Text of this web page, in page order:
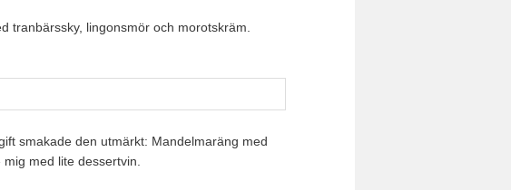
tranbärssky, lingonsmör och morotskräm.
smakade den utmärkt: Mandelmaräng med
med lite dessertvin.